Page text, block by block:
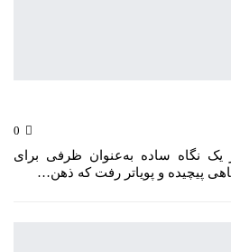
یک نگاه ساده‌ به‌عنوان ظرفی برای
پیچیده‌ و پویاتر رفت که ذهن…